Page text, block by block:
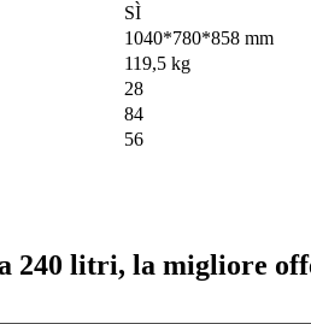
SÌ
1040*780*858 mm
119,5 kg
28
84
56
240 litri, la migliore